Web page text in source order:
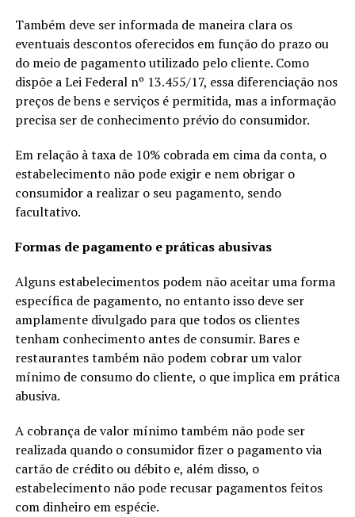
Também deve ser informada de maneira clara os
eventuais descontos oferecidos em função do prazo ou
do meio de pagamento utilizado pelo cliente. Como
dispõe a Lei Federal nº 13.455/17, essa diferenciação nos
preços de bens e serviços é permitida, mas a informação
precisa ser de conhecimento prévio do consumidor.
Em relação à taxa de 10% cobrada em cima da conta, o
estabelecimento não pode exigir e nem obrigar o
consumidor a realizar o seu pagamento, sendo
facultativo.
Formas de pagamento e práticas abusivas
Alguns estabelecimentos podem não aceitar uma forma
específica de pagamento, no entanto isso deve ser
amplamente divulgado para que todos os clientes
tenham conhecimento antes de consumir. Bares e
restaurantes também não podem cobrar um valor
mínimo de consumo do cliente, o que implica em prática
abusiva.
A cobrança de valor mínimo também não pode ser
realizada quando o consumidor fizer o pagamento via
cartão de crédito ou débito e, além disso, o
estabelecimento não pode recusar pagamentos feitos
com dinheiro em espécie.